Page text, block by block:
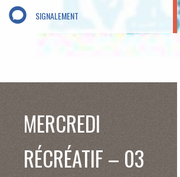
SIGNALEMENT
MERCREDI
RÉCRÉATIF – 03